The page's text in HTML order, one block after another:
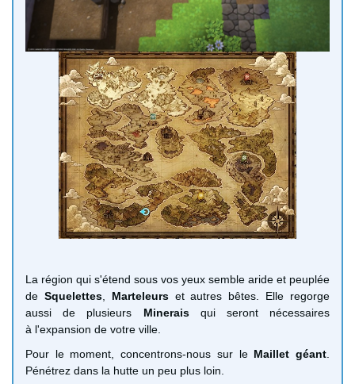
La région qui s'étend sous vos yeux semble aride et peuplée
de Squelettes, Marteleurset autres bêtes. Elle regorge
aussi de plusieurs Mineraisqui seront nécessaires
à l'expansion de votre ville.
Pour le moment, concentrons-nous sur le Maillet géant
Pénétrez dans la hutte un peu plus loin.